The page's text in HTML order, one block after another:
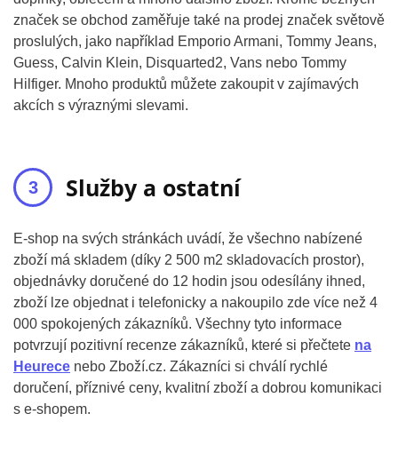
značek se obchod zaměřuje také na prodej značek světově
proslulých, jako například Emporio Armani, Tommy Jeans,
Guess, Calvin Klein, Disquarted2, Vans nebo Tommy
Hilfiger. Mnoho produktů můžete zakoupit v zajímavých
akcích s výraznými slevami.
Služby a ostatní
E-shop na svých stránkách uvádí, že všechno nabízené
zboží má skladem (díky 2 500 m2 skladovacích prostor),
objednávky doručené do 12 hodin jsou odesílány ihned,
zboží lze objednat i telefonicky a nakoupilo zde více než 4
000 spokojených zákazníků. Všechny tyto informace
potvrzují pozitivní recenze zákazníků, které si přečtete na
Heurece nebo Zboží.cz. Zákazníci si chválí rychlé
doručení, příznivé ceny, kvalitní zboží a dobrou komunikaci
s e-shopem.